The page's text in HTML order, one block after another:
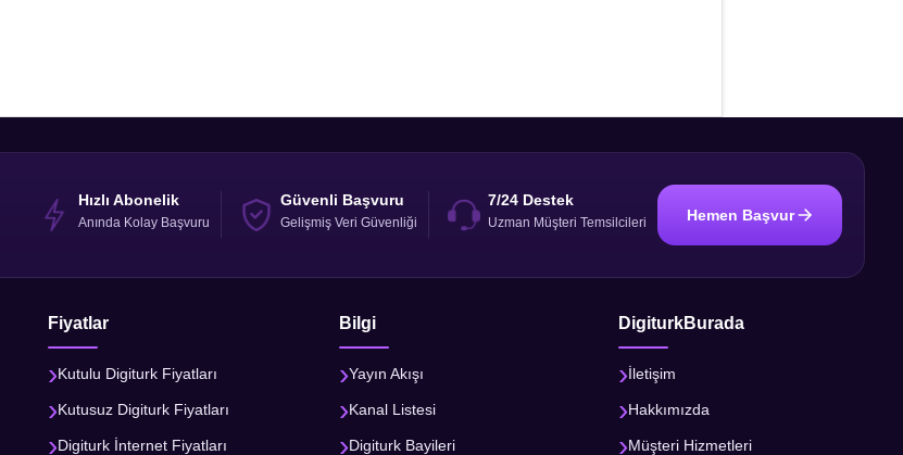
Hızlı Abonelik
Anında Kolay Başvuru
Güvenli Başvuru
Gelişmiş Veri Güvenliği
7/24 Destek
Uzman Müşteri Temsilcileri Hemen Başvur
Fiyatlar
Kutulu Digiturk Fiyatları
Kutusuz Digiturk Fiyatları
Digiturk İnternet Fiyatları
Bilgi
Yayın Akışı
Kanal Listesi
Digiturk Bayileri
DigiturkBurada
İletişim
Hakkımızda
Müşteri Hizmetleri